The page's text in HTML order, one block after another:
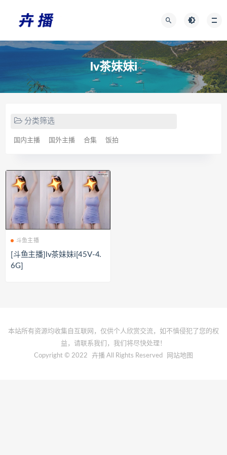
lv茶妹妹i
分类筛选
国内主播 国外主播 合集 饭拍
斗鱼主播
[斗鱼主播]lv茶妹妹i[45V-4.
6G]
本站所有资源均收集自互联网，仅供个人欣赏交流，如不慎侵犯了您的权
益，请联系我们，我们将尽快处理！
Copyright © 2022
卉播 All Rights Reserved 网站地图